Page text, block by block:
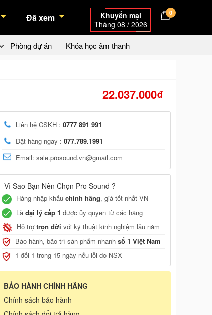
Đã xem
Khuyến mại
Tháng 08 / 2026
0
Phòng dự án Khóa học âm thanh
22.037.000₫
Liên hệ CSKH : 0777 891 991
Đặt hàng ngay : 077.789.1991
Email: sale.prosound.vn@gmail.com
Vì Sao Bạn Nên Chọn Pro Sound ?
Hàng nhập khẩu chính hãng, giá tốt nhất VN
Là đại lý cấp 1 được ủy quyền từ các hãng
Hỗ trợtrọn đời với kỹ thuật kinh nghiệm lâu năm
Bảo hành, bảo trì sản phẩm nhanh số 1 Việt Nam
1 đổi 1 trong 15 ngày nếu lỗi do NSX
BẢO HÀNH CHÍNH HÃNG
Chính sách bảo hành